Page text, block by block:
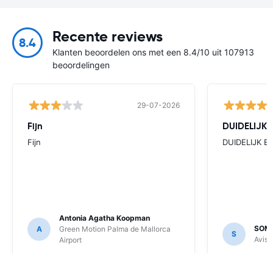
8.4 Recente reviews
Klanten beoordelen ons met een 8.4/10 uit 107913
beoordelingen
29-07-2026
Fijn
Fijn
A
Antonia Agatha Koopman
Green Motion Palma de Mallorca
Airport
DUIDELIJK
DUIDELIJK
S
Avis